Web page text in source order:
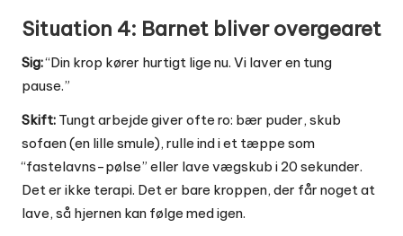
Situation 4: Barnet bliver overgearet
Sig:“Din krop kører hurtigt lige nu. Vi laver en tung
pause.”
Skift: Tungt arbejde giver ofte ro: bær puder, skub
sofaen (en lille smule), rulle ind i et tæppe som
“fastelavns-pølse” eller lave vægskub i 20 sekunder.
Det er ikke terapi. Det er bare kroppen, der får noget at
lave, så hjernen kan følge med igen.